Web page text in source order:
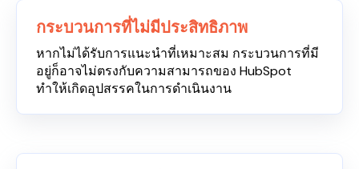
กระบวนการที่ไม่มีประสิทธิภาพ
หากไม่ได้รับการแนะนำที่เหมาะสม กระบวนการที่มี
อยู่ก็อาจไม่ตรงกับความสามารถของ HubSpot
ทำให้เกิดอุปสรรคในการดำเนินงาน